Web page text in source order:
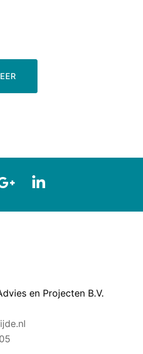
en Projecten B.V.